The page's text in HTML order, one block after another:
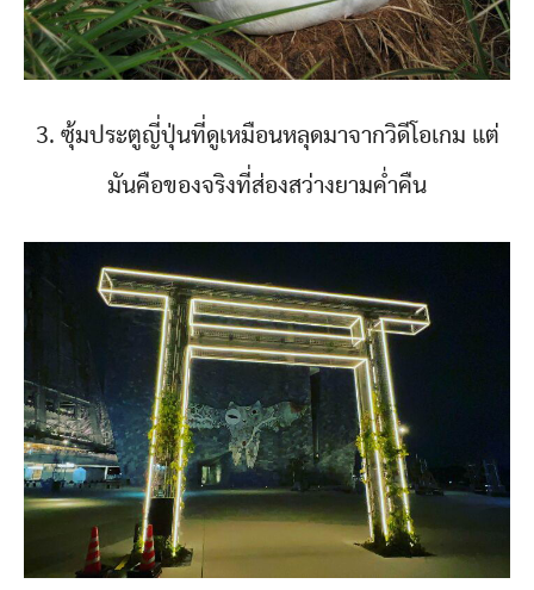
3. ซุ้มประตูญี่ปุ่นที่ดูเหมือนหลุดมาจากวิดีโอเกม แต่
มันคือของจริงที่ส่องสว่างยามค่ำคืน